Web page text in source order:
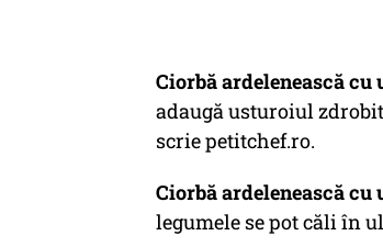
Ciorbă ardelenească cu
adaugă usturoiul
scrie petitchef.ro.
Ciorbă ardelenească cu
legumele se pot căli în